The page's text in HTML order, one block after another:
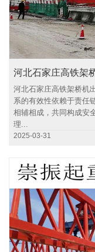
河北石家庄高铁架桥机
系的有效性依赖于责任
相辅相成，共同构成安
理...
2025-03-31